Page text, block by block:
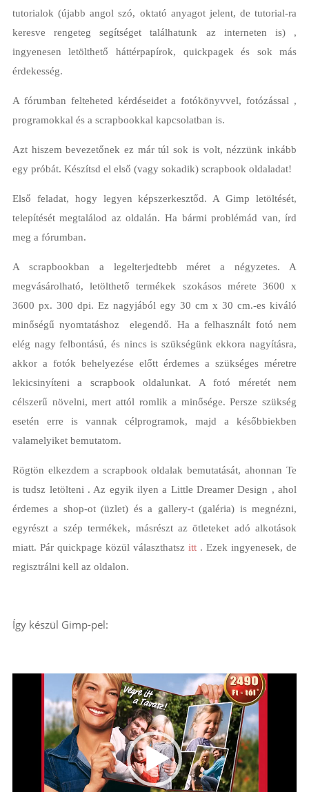
tutorialok (újabb angol szó, oktató anyagot jelent, de tutorial-ra
keresve rengeteg segítséget találhatunk az interneten is) ,
ingyenesen letölthető háttérpapírok, quickpagek és sok más
érdekesség.
A fórumban felteheted kérdéseidet a fotókönyvvel, fotózással ,
programokkal és a scrapbookkal kapcsolatban is.
Azt hiszem bevezetőnek ez már túl sok is volt, nézzünk inkább
egy próbát. Készítsd el első (vagy sokadik) scrapbook oldaladat!
Első feladat, hogy legyen képszerkesztőd. A Gimp letöltését,
telepítését megtalálod az oldalán. Ha bármi problémád van, írd
meg a fórumban.
A scrapbookban a legelterjedtebb méret a négyzetes. A
megvásárolható, letölthető termékek szokásos mérete 3600 x
3600 px. 300 dpi. Ez nagyjából egy 30 cm x 30 cm.-es kiváló
minőségű nyomtatáshoz elegendő. Ha a felhasznált fotó nem
elég nagy felbontású, és nincs is szükségünk ekkora nagyításra,
akkor a fotók behelyezése előtt érdemes a szükséges méretre
lekicsinyíteni a scrapbook oldalunkat. A fotó méretét nem
célszerű növelni, mert attól romlik a minősége. Persze szükség
esetén erre is vannak célprogramok, majd a későbbiekben
valamelyiket bemutatom.
Rögtön elkezdem a scrapbook oldalak bemutatását, ahonnan Te
is tudsz letölteni . Az egyik ilyen a Little Dreamer Design , ahol
érdemes a shop-ot (üzlet) és a gallery-t (galéria) is megnézni,
egyrészt a szép termékek, másrészt az ötleteket adó alkotások
miatt. Pár quickpage közül választhatszitt . Ezek ingyenesek, de
regisztrálni kell az oldalon.
Így készül Gimp-pel:
Videólejátszó